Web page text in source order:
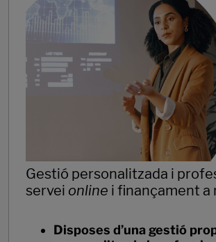
Gestió personalitzada i
servei online i finançament a
Disposes d’una gestió